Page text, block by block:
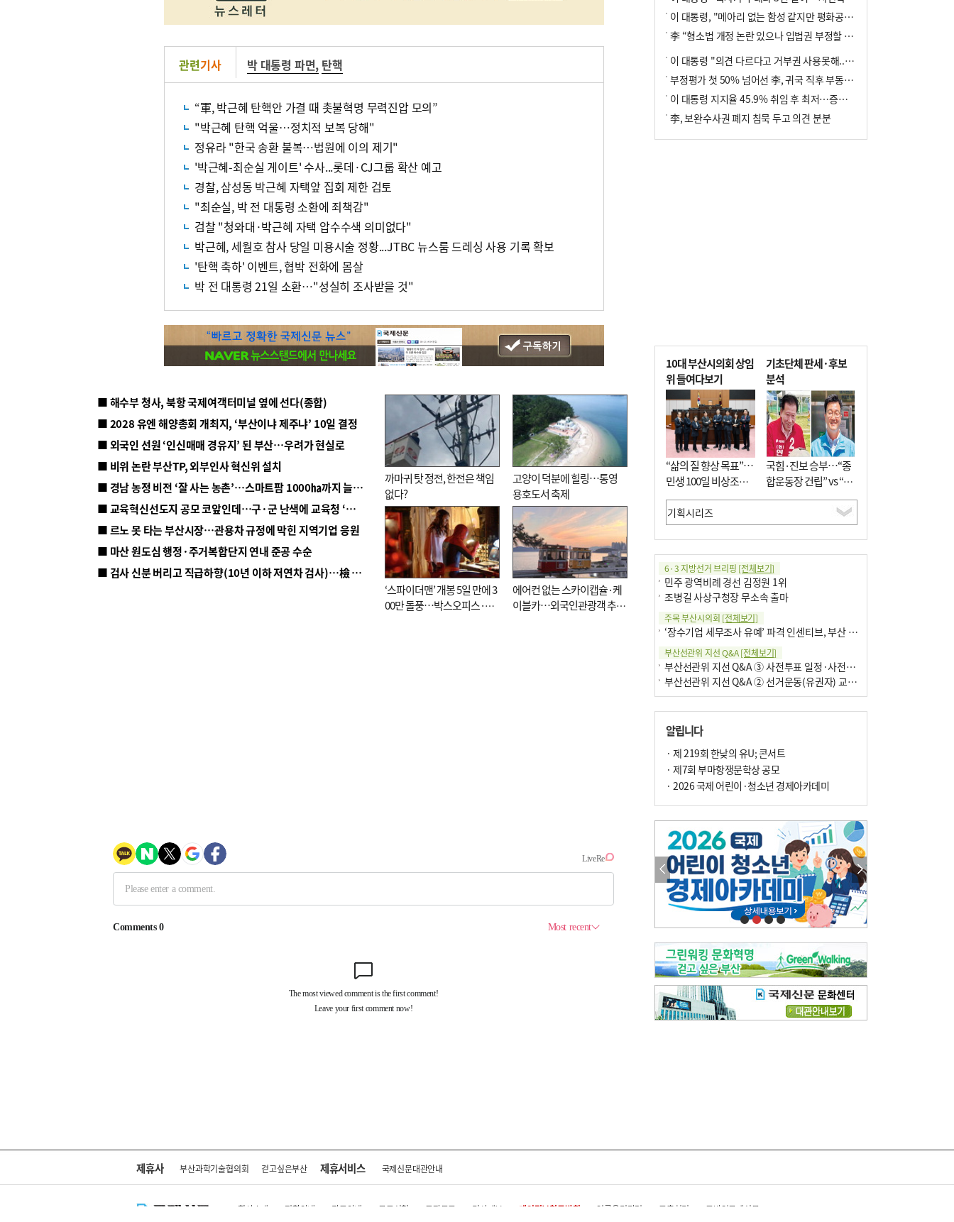
관련기사 박 대통령 파면, 탄핵
“軍, 박근혜 탄핵안 가결 때 촛불혁명 무력진압 모의”
"박근혜 탄핵 억울…정치적 보복 당해"
정유라 "한국 송환 불복…법원에 이의 제기"
'박근혜-최순실 게이트' 수사...롯데·CJ그룹 확산 예고
경찰, 삼성동 박근혜 자택앞 집회 제한 검토
"최순실, 박 전 대통령 소환에 죄책감"
검찰 "청와대·박근혜 자택 압수수색 의미없다"
박근혜, 세월호 참사 당일 미용시술 정황...JTBC 뉴스룸 드레싱 사용 기록 확보
'탄핵 축하' 이벤트, 협박 전화에 몸살
박 전 대통령 21일 소환…"성실히 조사받을 것"
■ 해수부 청사, 북항 국제여객터미널 옆에 선다(종합)
■ 2028 유엔 해양총회 개최지, ‘부산이냐 제주냐’ 10일 결정
■ 외국인 선원 ‘인신매매 경유지’ 된 부산…우려가 현실로
■ 비위 논란 부산TP, 외부인사 혁신위 설치
■ 경남 농정 비전 ‘잘 사는 농촌’…스마트팜 1000㏊까지 늘린다
■ 교육혁신선도지 공모 코앞인데…구·군 난색에 교육청 ‘쩔쩔’
■ 르노 못 타는 부산시장…관용차 규정에 막힌 지역기업 응원
■ 마산 원도심 행정·주거복합단지 연내 준공 수순
■ 검사 신분 버리고 직급하향(10년 이하 저연차 검사)…檢 중수청행 기피
까마귀 탓 정전, 한전은 책임
없다?
고양이 덕분에 힐링…통영
용호도서 축제
‘스파이더맨’ 개봉 5일 만에 3
00만 돌풍…박스오피스·예
에어컨 없는 스카이캡슐·케
이블카…외국인관광객 추억
이 대통령, "메아리 없는 함성 같지만 평화공존책 계속해야"
李 “형소법 개정 논란 있으나 입법권 부정할 만큼은 아냐”(종합)
이 대통령 "의견 다르다고 거부권 사용못해.. 입법권 부정할 상황이라 보기 어려워"
부정평가 첫 50% 넘어선 李, 귀국 직후 부동산·증시 점검(종합)
이 대통령 지지율 45.9% 취임 후 최저…증시 폭락·연임 개헌 논란 영향
李, 보완수사권 폐지 침묵 두고 의견 분분
10대 부산시의회 상임
위 들여다보기
“삶의 질 향상 목표”…
민생 100일 비상조치
면밀 심사
기초단체 판세·후보
분석
국힘·진보 승부…“종
합운동장 건립” vs “출
근 공공버스 도입”
6·3 지방선거 브리핑 [전체보기]
민주 광역비례 경선 김정원 1위
조병길 사상구청장 무소속 출마
주목 부산시의회 [전체보기]
‘장수기업 세무조사 유예’ 파격 인센티브, 부산 유출 막을까
부산선관위 지선 Q&A[전체보기]
부산선관위 지선 Q&A ③ 사전투표 일정·사전투표함 보관
부산선관위 지선 Q&A ② 선거운동(유권자) 교육감투표용지
알립니다
· 제 219회 한낮의 유U; 콘서트
· 제7회 부마항쟁문학상 공모
· 2026 국제 어린이·청소년 경제아카데미
제휴사 부산과학기술협의회 걷고싶은부산 제휴서비스 국제신문대관안내
회사소개 전화안내 광고안내 구독신청 독자투고 기사제보 개인정보취급방침 언론윤리강령 고충처리 모바일국제신문